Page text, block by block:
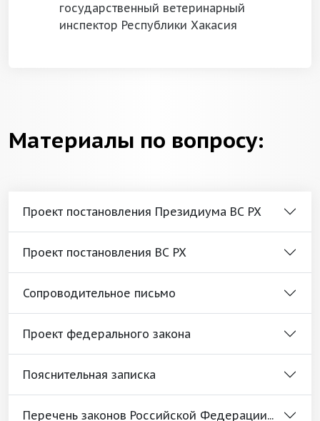
государственный ветеринарный
инспектор Республики Хакасия
Материалы по вопросу:
Проект постановления Президиума ВС РХ
Проект постановления ВС РХ
Сопроводительное письмо
Проект федерального закона
Пояснительная записка
Перечень законов Российской Федерации...